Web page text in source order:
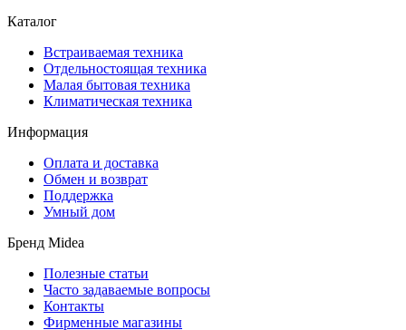
Каталог
Встраиваемая техника
Отдельностоящая техника
Малая бытовая техника
Климатическая техника
Информация
Оплата и доставка
Обмен и возврат
Поддержка
Умный дом
Бренд Midea
Полезные статьи
Часто задаваемые вопросы
Контакты
Фирменные магазины